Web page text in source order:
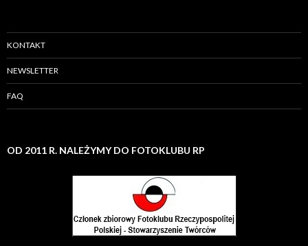
KONTAKT
NEWSLETTER
FAQ
OD 2011 R. NALEŻYMY DO FOTOKLUBU RP